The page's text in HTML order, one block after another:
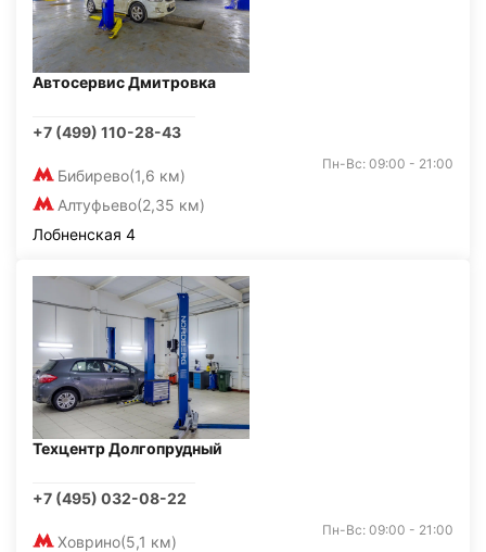
Автосервис Дмитровка
+7 (499) 110-28-43
Бибирево(1,6 км)
Алтуфьево(2,35 км)
Пн-Вс: 09:00 - 21:00
Лобненская 4
Техцентр Долгопрудный
+7 (495) 032-08-22
Ховрино(5,1 км)
Пн-Вс: 09:00 - 21:00